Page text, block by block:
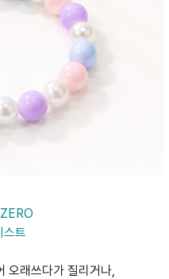
스트
오래쓰다가 질리거나,